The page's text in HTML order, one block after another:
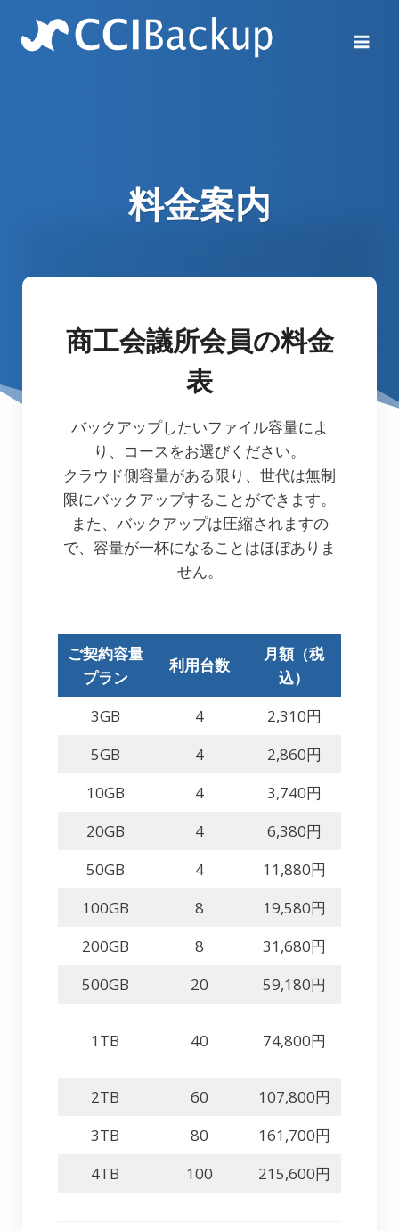
料金案内
商工会議所会員の料金
表
バックアップしたいファイル容量によ
り、コースをお選びください。
クラウド側容量がある限り、世代は無制
限にバックアップすることができます。
また、バックアップは圧縮されますの
で、容量が一杯になることはほぼありま
せん。
ご契約容量
プラン
利用台数
月額（税
込）
3GB
4
2,310円
5GB
4
2,860円
10GB
4
3,740円
20GB
4
6,380円
50GB
4
11,880円
100GB
8
19,580円
200GB
8
31,680円
500GB
20 59,180円
1TB 40 74,800円
2TB 60
107,800円
3TB
80
161,700円
4TB
100 215,600円